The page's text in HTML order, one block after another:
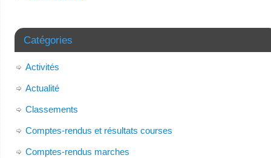
Catégories
Activités
Actualité
Classements
Comptes-rendus et résultats courses
Comptes-rendus marches